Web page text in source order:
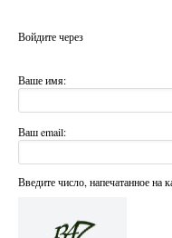
Войдите через
Ваше имя:
Ваш email:
Введите число, напечатанное на